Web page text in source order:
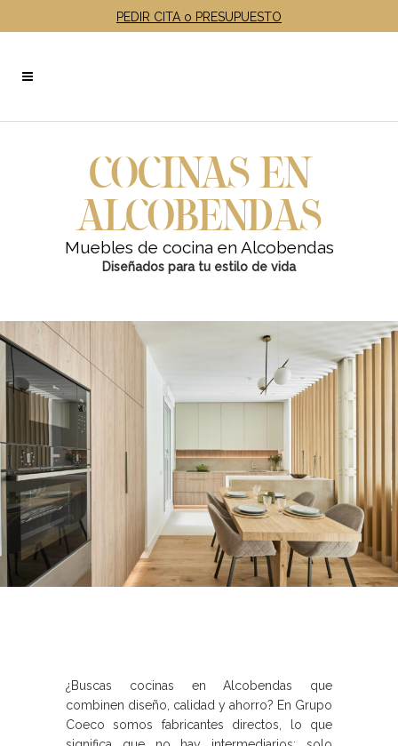
PEDIR CITA o PRESUPUESTO
COCINAS EN
ALCOBENDAS
Muebles de cocina en Alcobendas
Diseñados para tu estilo de vida
¿Buscas cocinas en Alcobendas que
combinen diseño, calidad y ahorro? En Grupo
Coeco somos fabricantes directos, lo que